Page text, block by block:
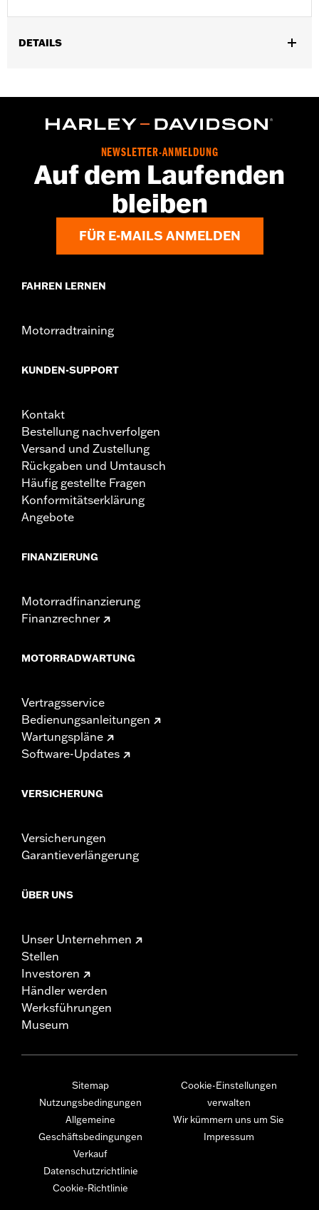
DETAILS
GARANTIE:2 Jahre beschränkte Garantie – Aufwww.h-
Herkunft:Importiert
NEWSLETTER-ANMELDUNG
Auf dem Laufenden
bleiben
FÜR E-MAILS ANMELDEN
FAHREN LERNEN
Motorradtraining
KUNDEN-SUPPORT
Kontakt
Bestellung nachverfolgen
Versand und Zustellung
Rückgaben und Umtausch
Häufig gestellte Fragen
Konformitätserklärung
Angebote
FINANZIERUNG
Motorradfinanzierung
Finanzrechner
MOTORRADWARTUNG
Vertragsservice
Bedienungsanleitungen
Wartungspläne
Software-Updates
VERSICHERUNG
Versicherungen
Garantieverlängerung
ÜBER UNS
Unser Unternehmen
Stellen
Investoren
Händler werden
Werksführungen
Museum
Sitemap
Nutzungsbedingungen
Allgemeine
Geschäftsbedingungen
Verkauf
Datenschutzrichtlinie
Cookie-Richtlinie
Cookie-Einstellungen
verwalten
Wir kümmern uns um Sie
Impressum